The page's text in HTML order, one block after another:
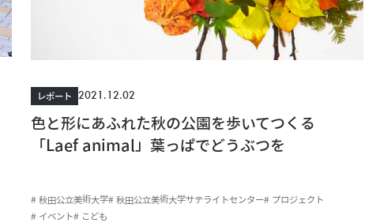
レポート 2021.12.02
色と形にあふれた秋の公園を歩いてつくる
「Laef animal」葉っぱでどうぶつを
# 秋田公立美術大学# 秋田公立美術大学サテライトセンター# プロジェクト
# イベント# こども